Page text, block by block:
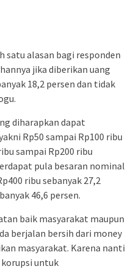
satu alasan bagi responden
jika diberikan uang
18,2 persen dan tidak
diharapkan dapat
Rp50 sampai Rp100 ribu
sampai Rp200 ribu
pula besaran nominal
ribu sebanyak 27,2
46,6 persen.
baik masyarakat maupun
berjalan bersih dari money
masyarakat. Karena nanti
untuk